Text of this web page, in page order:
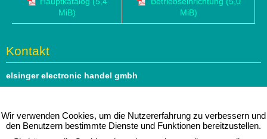
Wir verwenden Cookies, um die Nutzererfahrung zu verbessern und
den Benutzern bestimmte Dienste und Funktionen bereitzustellen.
MiB)
MiB)
Kontakt
elsinger electronic handel gmbh
1140 Wien
Tel: 01 979 46 51